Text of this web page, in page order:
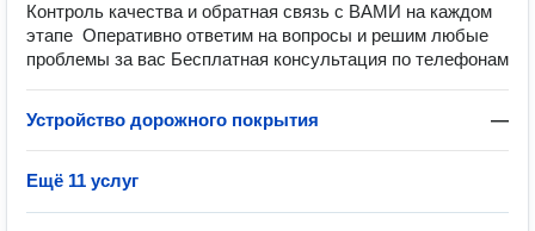
️Контроль качества и обратная связь с ВАМИ на каждом
этапе ️ Оперативно ответим на вопросы и решим любые
проблемы за вас️ Бесплатная консультация по телефонам
Устройство дорожного покрытия —
Ещё 11 услуг